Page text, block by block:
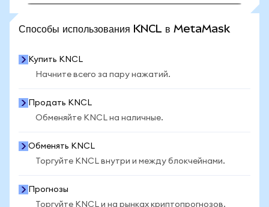
Способы использования KNCL в MetaMask
Купить KNCL
Начните всего за пару нажатий.
Продать KNCL
Обменяйте KNCL на наличные.
Обменять KNCL
Торгуйте KNCL внутри и между блокчейнами.
Прогнозы
Торгуйте KNCL и на рынках криптопрогнозов.